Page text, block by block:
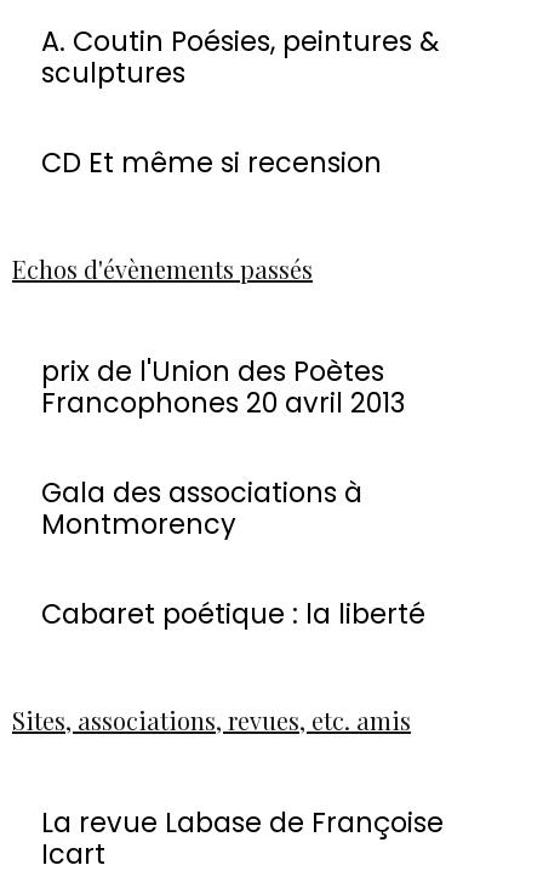
A. Coutin Poésies, peintures &
sculptures
CD Et même si recension
Echos d'évènements passés
prix de l'Union des Poètes
Francophones 20 avril 2013
Gala des associations à
Montmorency
Cabaret poétique : la liberté
Sites, associations, revues, etc. amis
La revue Labase de Françoise
Icart